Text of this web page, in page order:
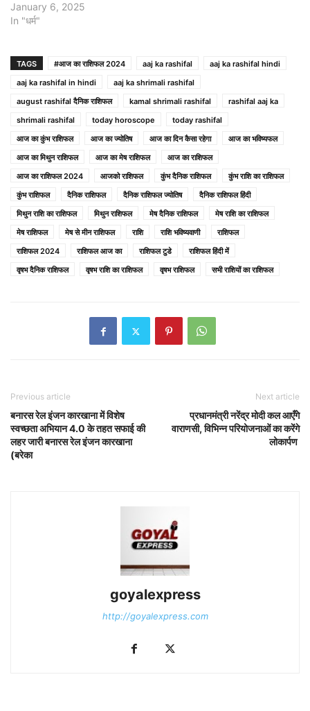
January 6, 2025
In "धर्म"
TAGS #आज का राशिफल 2024 aaj ka rashifal
aaj ka rashifal hindi
aaj ka rashifal in hindi
aaj ka shrimali rashifal
august rashifal दैनिक राशिफल
kamal shrimali rashifal
rashifal aaj ka
shrimali rashifal
today horoscope
today rashifal
आज का कुंभ राशिफल
आज का ज्योतिष आज का दिन कैसा रहेगा
आज का भविष्यफल
आज का मिथुन राशिफल
आज का मेष राशिफल
आज का राशिफल
आज का राशिफल 2024
आजको राशिफल कुंभ दैनिक राशिफल
कुंभ राशि का राशिफल
कुंभ राशिफल
दैनिक राशिफल दैनिक राशिफल ज्योतिष
दैनिक राशिफल हिंदी
मिथुन राशि का राशिफल
मिथुन राशिफल मेष दैनिक राशिफल
मेष राशि का राशिफल
मेष राशिफल
मेष से मीन राशिफल राशि राशि भविष्यवाणी
राशिफल
राशिफल 2024
राशिफल आज का राशिफल टुडे
राशिफल हिंदी में
वृषभ दैनिक राशिफल
वृषभ राशि का राशिफल वृषभ राशिफल सभी राशियों का राशिफल
Previous article
बनारस रेल इंजन कारखाना में विशेष
स्वच्छता अभियान 4.0 के तहत सफाई की
लहर जारी बनारस रेल इंजन कारखाना
(बरेका
Next article
प्रधानमंत्री नरेंद्र मोदी कल आएँगे
वाराणसी, विभिन्न परियोजनाओं का करेंगे
लोकार्पण
goyalexpress
http://goyalexpress.com